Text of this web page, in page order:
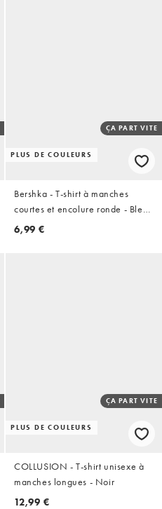
PLUS DE COULEURS
ÇA PART VITE
Bershka - T-shirt à manches
courtes et encolure ronde - Bleu
turquoise
6,99 €
PLUS DE COULEURS
ÇA PART VITE
COLLUSION - T-shirt unisexe à
manches longues - Noir
12,99 €